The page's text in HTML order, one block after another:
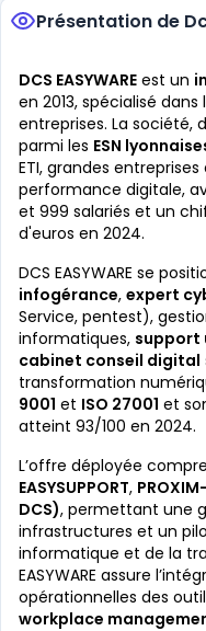
Présentation de
DCS EASYWARE est un
en 2013, spécialisé
entreprises. La société,
parmi les ESN
ETI, grandes
performance digitale,
et 999 salariés et un
d'euros en 2024.
DCS EASYWARE se
infogérance, expert
Service, pentest),
informatiques, support
cabinet conseil digital
transformation
9001 et ISO 27001 et
atteint 93/100 en 2024.
L’offre déployée
EASYSUPPORT,
DCS), permettant une
infrastructures et un
informatique et de la
EASYWARE assure
opérationnelles des
workplace